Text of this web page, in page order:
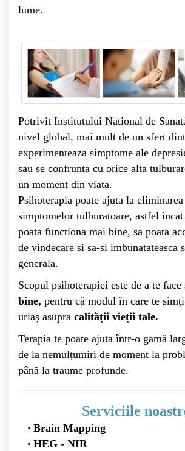
lume.
Potrivit Institutului National de
nivel global, mai mult de un sfert
experimenteaza simptome ale
sau se confrunta cu orice alta
un moment din viata.
Psihoterapia poate ajuta la
simptomelor tulburatoare, astfel incat
poata functiona mai bine, sa poata
de vindecare si sa-si imbunatateasca
generala.
Scopul psihoterapiei este de a te face
bine, pentru că modul în care te
uriaș asupra calității vieții tale.
Terapia te poate ajuta într-o gamă
de la nemulțumiri de moment la
până la traume profunde.
Serviciile
Brain Mapping
HEG - NIR